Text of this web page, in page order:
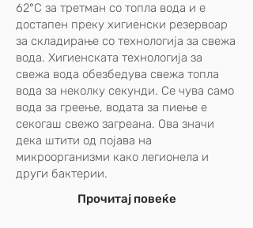
62°C за третман со топла вода и е
достапен преку хигиенски резервоар
за складирање со технологија за свежа
вода. Хигиенската технологија за
свежа вода обезбедува свежа топла
вода за неколку секунди. Се чува само
вода за греење, водата за пиење е
секогаш свежо загреана. Ова значи
дека штити од појава на
микроорганизми како легионела и
други бактерии.
Прочитај повеќе